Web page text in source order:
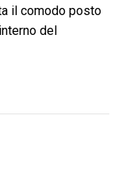
il comodo posto
del